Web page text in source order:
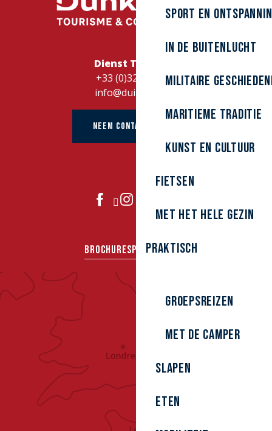
Sport en
In de buitenlucht
Militaire
Maritieme traditie
kunst en cultuur
Fietsen
Met het hele gezin
Praktisch
Groepsreizen
Met de camper
Slapen
Eten
Dienst Toerisme
+33 (0)328262728
info@duinkerke.fr
NEEM CONTACT OP MET
BROCHURESPERSGROEPEN